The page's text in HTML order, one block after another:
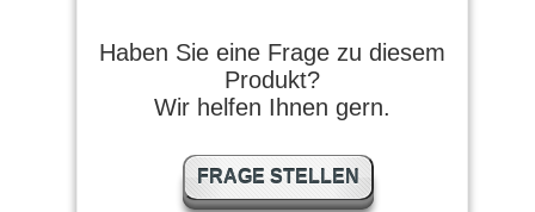
Sehr sehr gut
Alles in Ordnung - super
Haben Sie eine Frage zu diesem
Produkt?
Wir helfen Ihnen gern.
FRAGE STELLEN